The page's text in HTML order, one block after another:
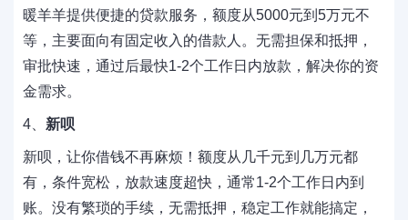
暖羊羊提供便捷的贷款服务，额度从5000元到5万元不
等，主要面向有固定收入的借款人。无需担保和抵押，
审批快速，通过后最快1-2个工作日内放款，解决你的资
金需求。
4、 新呗
新呗，让你借钱不再麻烦！额度从几千元到几万元都
有，条件宽松，放款速度超快，通常1-2个工作日内到
账。没有繁琐的手续，无需抵押，稳定工作就能搞定，